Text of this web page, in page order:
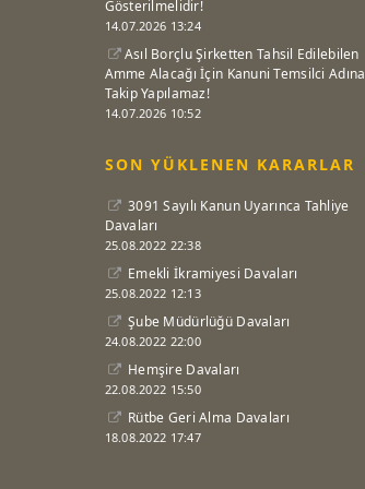
Gösterilmelidir!
14.07.2026 13:24
Asıl Borçlu Şirketten Tahsil Edilebilen
Amme Alacağı İçin Kanuni Temsilci Adına
Takip Yapılamaz!
14.07.2026 10:52
SON YÜKLENEN KARARLAR
3091 Sayılı Kanun Uyarınca Tahliye
Davaları
25.08.2022 22:38
Emekli İkramiyesi Davaları
25.08.2022 12:13
Şube Müdürlüğü Davaları
24.08.2022 22:00
Hemşire Davaları
22.08.2022 15:50
Rütbe Geri Alma Davaları
18.08.2022 17:47